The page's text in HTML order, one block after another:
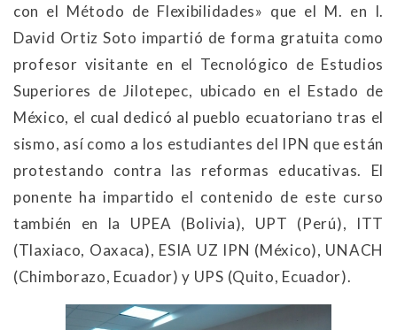
con el Método de Flexibilidades» que el M. en I.
David Ortiz Soto impartió de forma gratuita como
profesor visitante en el Tecnológico de Estudios
Superiores de Jilotepec, ubicado en el Estado de
México, el cual dedicó al pueblo ecuatoriano tras el
sismo, así como a los estudiantes del IPN que están
protestando contra las reformas educativas. El
ponente ha impartido el contenido de este curso
también en la UPEA (Bolivia), UPT (Perú), ITT
(Tlaxiaco, Oaxaca), ESIA UZ IPN (México), UNACH
(Chimborazo, Ecuador) y UPS (Quito, Ecuador).